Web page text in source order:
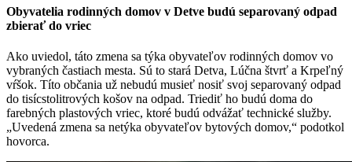
Obyvatelia rodinných domov v Detve budú separovaný odpad
zbierať do vriec
Ako uviedol, táto zmena sa týka obyvateľov rodinných domov vo
vybraných častiach mesta. Sú to stará Detva, Lúčna štvrť a Krpeľný
vŕšok. Títo občania už nebudú musieť nosiť svoj separovaný odpad
do tisícstolitrových košov na odpad. Triediť ho budú doma do
farebných plastových vriec, ktoré budú odvážať technické služby.
„Uvedená zmena sa netýka obyvateľov bytových domov,“ podotkol
hovorca.